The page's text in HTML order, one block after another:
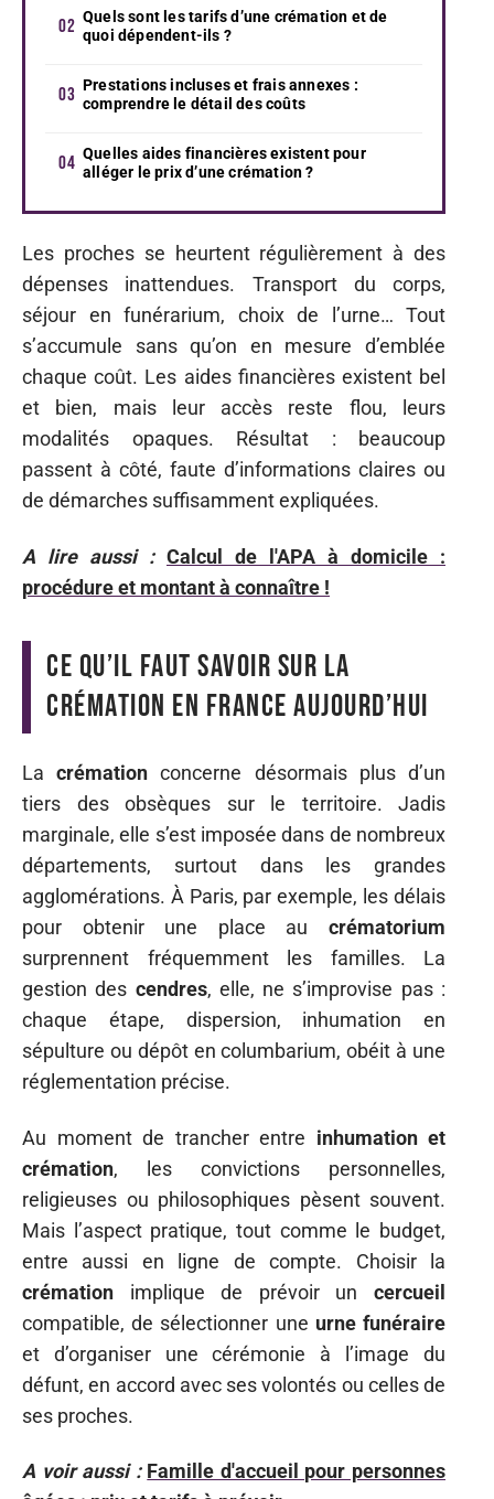
Quels sont les tarifs d’une crémation et de
quoi dépendent-ils ?
Prestations incluses et frais annexes :
comprendre le détail des coûts
Quelles aides financières existent pour
alléger le prix d’une crémation ?
Les proches se heurtent régulièrement à des
dépenses inattendues. Transport du corps,
séjour en funérarium, choix de l’urne… Tout
s’accumule sans qu’on en mesure d’emblée
chaque coût. Les aides financières existent bel
et bien, mais leur accès reste flou, leurs
modalités opaques. Résultat : beaucoup
passent à côté, faute d’informations claires ou
de démarches suffisamment expliquées.
A lire aussi : Calcul de l'APA à domicile :
procédure et montant à connaître !
Ce qu’il faut savoir sur la
crémation en France aujourd’hui
Lacrémation concerne désormais plus d’un
tiers des obsèques sur le territoire. Jadis
marginale, elle s’est imposée dans de nombreux
départements, surtout dans les grandes
agglomérations. À Paris, par exemple, les délais
pour obtenir une place au crématorium
surprennent fréquemment les familles. La
gestion des cendres, elle, ne s’improvise pas :
chaque étape, dispersion, inhumation en
sépulture ou dépôt en columbarium, obéit à une
réglementation précise.
Au moment de trancher entre inhumation et
crémation, les convictions personnelles,
religieuses ou philosophiques pèsent souvent.
Mais l’aspect pratique, tout comme le budget,
entre aussi en ligne de compte. Choisir la
crémation implique de prévoir un cercueil
compatible, de sélectionner une urne funéraire
et d’organiser une cérémonie à l’image du
défunt, en accord avec ses volontés ou celles de
ses proches.
A voir aussi : Famille d'accueil pour personnes